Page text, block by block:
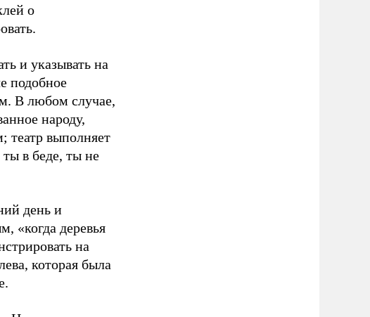
о
и указывать на
подобное
В любом случае,
народу,
театр выполняет
в беде, ты не
день и
«когда деревья
на
которая была